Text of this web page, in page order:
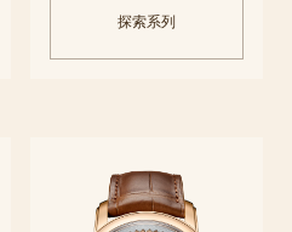
探索系列
艺术大师
戴的艺术杰作，颂扬文化与创意。江
纪的精湛工艺，并从世界各地的装饰